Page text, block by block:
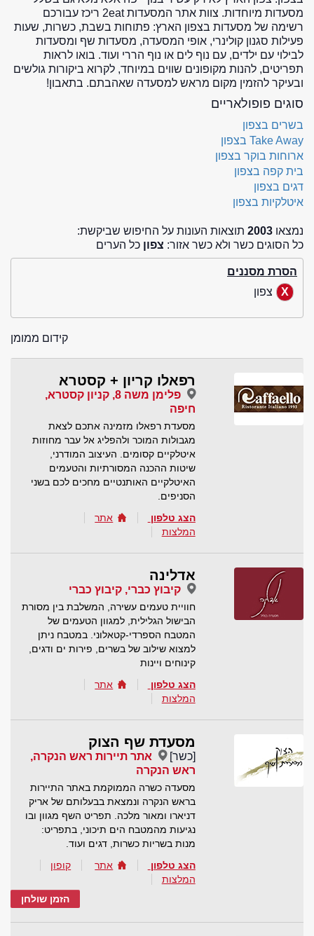
מסעדות מיוחדות. צוות אתר המסעדות 2eat ריכז עבורכם
רשימה של מסעדות בצפון הארץ: פתוחות בשבת, כשרות, שעות
פעילות סגנון קולינרי, אופי המסעדה, מסעדות שף ומסעדות
לבילוי עם ילדים, עם נוף לים או נוף הררי ועוד. בואו לראות
תפריטים, להנות מקופונים שווים במיוחד, לקרוא ביקורות גולשים
ובעיקר להזמין מקום מראש למסעדה שאהבתם. בתאבון!
סוגים פופולאריים
בשרים בצפון
Take Away בצפון
ארוחות בוקר בצפון
בית קפה בצפון
דגים בצפון
איטלקיות בצפון
נמצאו 2003 תוצאות העונות על החיפוש שביקשת:
כל הסוגים כשר ולא כשר אזור: צפון כל הערים
הסרת מסננים
צפון
קידום ממומן
רפאלו קריון + קסטרא
פלימן משה 8, קניון קסטרא,
חיפה
מסעדת רפאלו מזמינה אתכם לצאת
מגבולות המוכר ולהפליג אל עבר מחוזות
איטלקיים קסומים. העיצוב המודרני,
שיטות ההכנה המסורתיות והטעמים
האיטלקיים האותנטיים מחכים לכם בשני
הסניפים.
הצג טלפון
אתר
המלצות
אדלינה
קיבוץ כברי, קיבוץ כברי
חוויית טעמים עשירה, המשלבת בין מסורת
הבישול הגלילית, למגוון הטעמים של
המטבח הספרדי-קטאלוני. במטבח ניתן
למצוא שילוב של בשרים, פירות ים ודגים,
קינוחים ויינות
הצג טלפון
אתר
המלצות
מסעדת שף הצוק
[כשר]
אתר תיירות ראש הנקרה,
ראש הנקרה
מסעדה כשרה הממוקמת באתר התיירות
בראש הנקרה ונמצאת בבעלותם של אריק
דניארו ומאור מלכה. תפריט השף מגוון ובו
נגיעות מהמטבח הים תיכוני, בתפריט:
מנות בשריות כשרות, דגים ועוד.
הצג טלפון אתר
קופון
המלצות
הזמן שולחן